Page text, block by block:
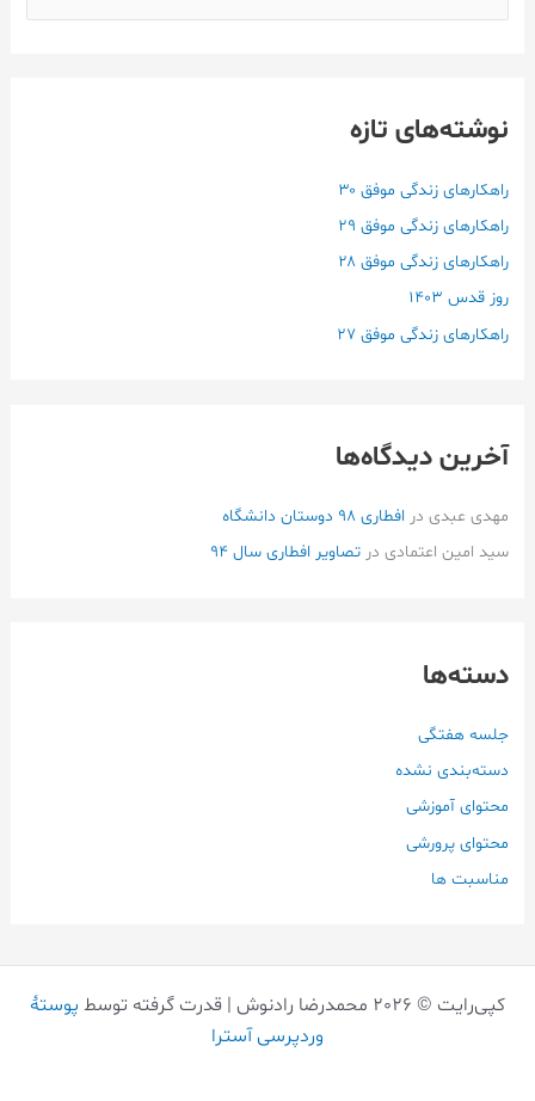
س
و
ر
ا
ی
نوشته‌های تازه
راهکارهای زندگی موفق ۳۰
راهکارهای زندگی موفق ۲۹
راهکارهای زندگی موفق ۲۸
روز قدس ۱۴۰3
راهکارهای زندگی موفق ۲۷
آخرین دیدگاه‌ها
مهدی عبدی در افطاری ۹۸ دوستان دانشگاه
سید امین اعتمادی درتصاویر افطاری سال 94
دسته‌ها
جلسه هفتگی
دسته‌بندی نشده
محتوای آموزشی
محتوای پرورشی
مناسبت ها
کپی‌رایت © 2026 محمدرضا رادنوش | قدرت گرفته توسط
پوستهٔ
وردپرسی آسترا